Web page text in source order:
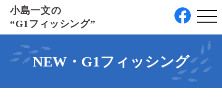
このページの本文へ
小島一文の
“G1フィッシング”
NEW・G1フィッシング